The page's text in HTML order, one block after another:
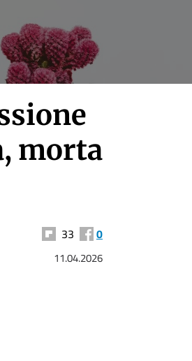
morta
33 0
11.04.2026